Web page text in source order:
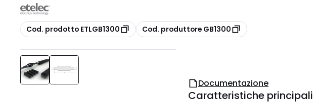
copia
Cod. prodotto ETLGB1300 copia
Cod. produttore GB1300
Documentazione
Caratteristiche principali